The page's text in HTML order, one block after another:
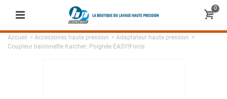
0
Accueil > Accessoires haute pression > Adaptateur haute pression >
Coupleur baionnette Karcher: Poignée EASY!Force